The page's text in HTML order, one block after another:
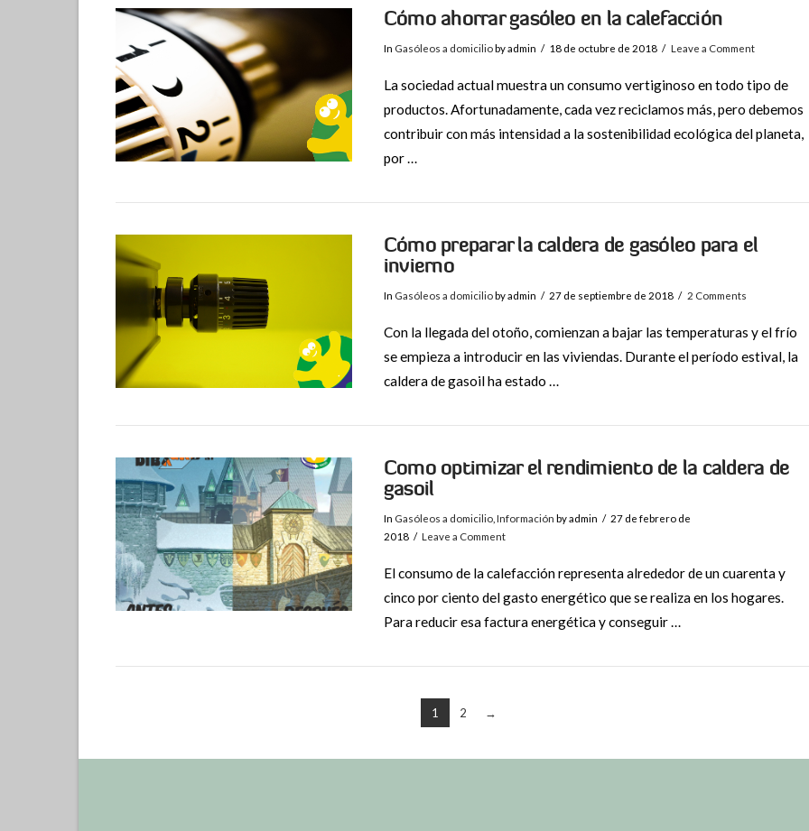
VIEW POST
Cómo ahorrar gasóleo en la calefacción
In Gasóleos a domicilioby admin 18 de octubre de 2018 Leave a Comment
La sociedad actual muestra un consumo vertiginoso en todo tipo de
productos. Afortunadamente, cada vez reciclamos más, pero debemos
contribuir con más intensidad a la sostenibilidad ecológica del planeta,
por …
Cómo preparar la caldera de gasóleo para el
invierno
In Gasóleos a domicilioby admin 27 de septiembre de 2018 2 Comments
Con la llegada del otoño, comienzan a bajar las temperaturas y el frío
se empieza a introducir en las viviendas. Durante el período estival, la
caldera de gasoil ha estado …
Como optimizar el rendimiento de la caldera de
gasoil
In Gasóleos a domicilio, Información by admin
27 de febrero de
2018
Leave a Comment
El consumo de la calefacción representa alrededor de un cuarenta y
cinco por ciento del gasto energético que se realiza en los hogares.
Para reducir esa factura energética y conseguir …
1 2 →